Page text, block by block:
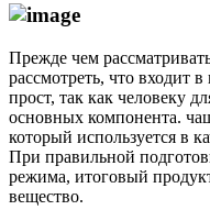
Прежде чем
рассмотреть, что входит
прост, так как человеку
основных компонента.
который используется в
При правильной
режима, итоговый
вещество.